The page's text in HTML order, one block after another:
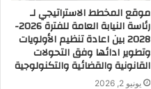
موقع المخطط الاستراتيجي لـ
رئاسة النيابة العامة للفترة 2026-
2028 بين اعادة تنظيم الأولويات
وتطوير ادائها وفق التحولات
القانونية والقضائية والتكنولوجية
يونيو 2, 2026